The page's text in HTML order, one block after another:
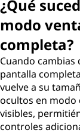
¿Qué
modo
completa?
Cuando cambias
pantalla
vuelve a su
ocultos en modo
visibles,
controles